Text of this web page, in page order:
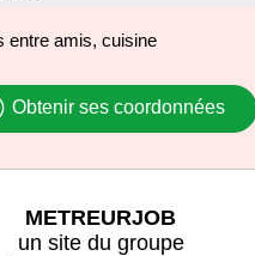
entre amis, cuisine
Obtenir ses coordonnées
METREURJOB
un site du groupe